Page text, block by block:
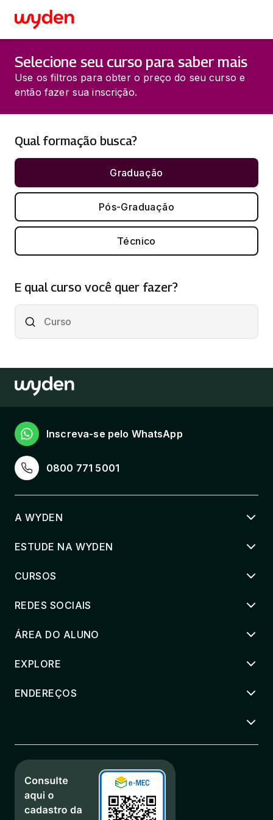
Selecione seu curso para saber mais
Use os filtros para obter o preço do seu curso e
então fazer sua inscrição.
Qual formação busca?
Graduação
Pós-Graduação
Técnico
E qual curso você quer fazer?
0800 771 5001
Inscreva-se pelo WhatsApp
A WYDEN
ESTUDE NA WYDEN
CURSOS
REDES SOCIAIS
ÁREA DO ALUNO
EXPLORE
ENDEREÇOS